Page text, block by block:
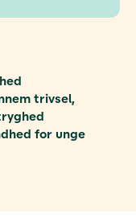
trivsel,
for unge